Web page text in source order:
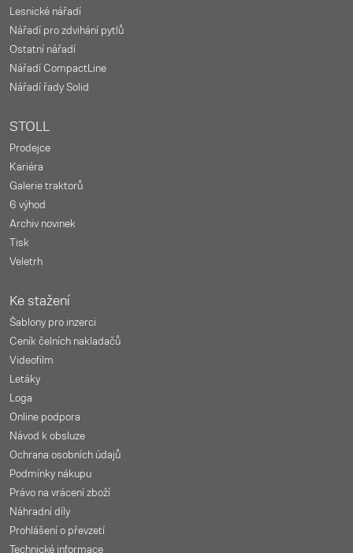
Lesnické nářadí
Nářadí pro zdvihání pytlů
Ostatní nářadí
Nářadí CompactLine
Nářadí řady Solid
STOLL
Prodejce
Kariéra
Galerie traktorů
6 výhod
Archiv novinek
Tisk
Veletrh
Ke stažení
Šablony pro inzerci
Ceník čelních nakladačů
Videofilm
Letáky
Loga
Online podpora
Návod k obsluze
Ochrana osobních údajů
Podmínky nákupu
Právo na vrácení zboží
Náhradní díly
Prohlášení o převzetí
Technické informace